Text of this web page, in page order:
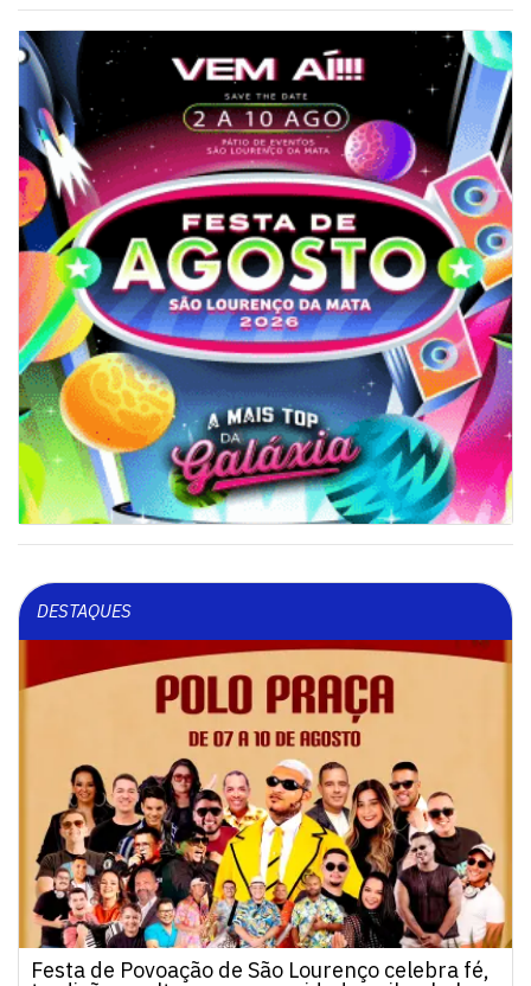
DESTAQUES
Festa de Povoação de São Lourenço celebra fé,